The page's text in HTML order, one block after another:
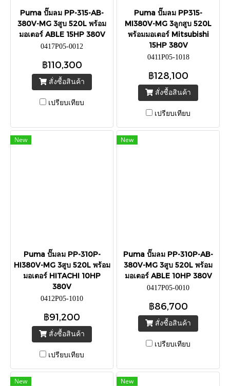
Puma ปั๊มลม PP-315-AB-
380V-MG 3สูบ 520L พร้อม
มอเตอร์ ABLE 15HP 380V
0417P05-0012
฿110,300
สั่งซื้อสินค้า
เปรียบเทียบ
Puma ปั๊มลม PP315-
MI380V-MG 3ลูกสูบ 520L
พร้อมมอเตอร์ Mitsubishi
15HP 380V
0411P05-1018
฿128,100
สั่งซื้อสินค้า
เปรียบเทียบ
New
Puma ปั๊มลม PP-310P-
HI380V-MG 3สูบ 520L พร้อม
มอเตอร์ HITACHI 10HP
380V
0412P05-1010
฿91,200
สั่งซื้อสินค้า
เปรียบเทียบ
New
Puma ปั๊มลม PP-310P-AB-
380V-MG 3สูบ 520L พร้อม
มอเตอร์ ABLE 10HP 380V
0417P05-0010
฿86,700
สั่งซื้อสินค้า
เปรียบเทียบ
New New